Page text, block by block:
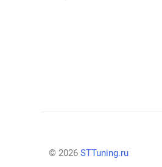
© 2026 STTuning.ru